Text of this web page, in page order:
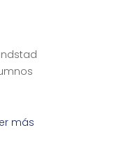
más